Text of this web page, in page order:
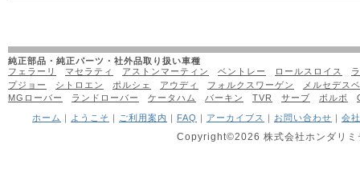
純正部品・純正パーツ・社外品取り扱い車種
フェラーリ
マセラティ アストンマーティン ベントレー ロールスロイス
プジョー
シトロエン ポルシェ アウディ フォルクスワーゲン
メルセデス
MGローバー
ランドローバー ケータハム バーキン TVR サーブ ボルボ
ホーム ｜ ようこそ ｜ ご利用案内 ｜ FAQ ｜ アーカイブス ｜ お問い合わせ ｜ 会
Copyright©2026 株式会社ホンダリ